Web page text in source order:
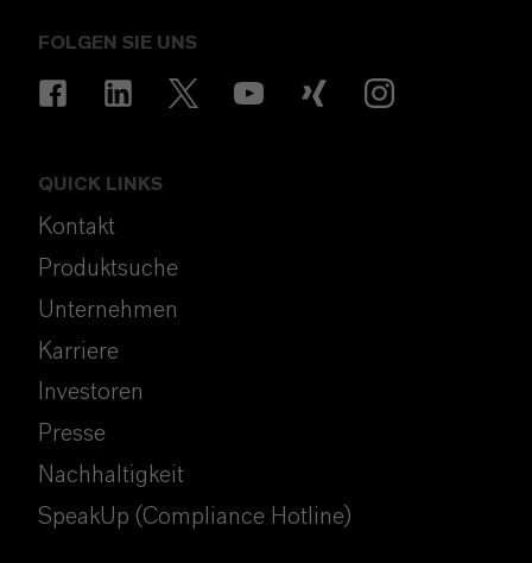
FOLGEN SIE UNS
QUICK LINKS
Kontakt
Produktsuche
Unternehmen
Karriere
Investoren
Presse
Nachhaltigkeit
SpeakUp (Compliance Hotline)